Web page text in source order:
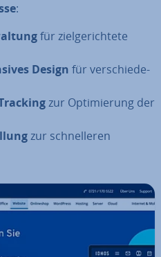
:
für ziel­ge­rich­te­te
Design für ver­schie­de­
zur Op­ti­mie­rung der
zur schnel­le­ren